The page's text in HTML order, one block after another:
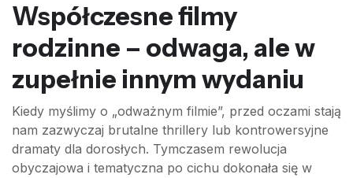
Współczesne filmy
rodzinne – odwaga, ale w
zupełnie innym wydaniu
Kiedy myślimy o „odważnym filmie”, przed oczami stają
nam zazwyczaj brutalne thrillery lub kontrowersyjne
dramaty dla dorosłych. Tymczasem rewolucja
obyczajowa i tematyczna po cichu dokonała się w